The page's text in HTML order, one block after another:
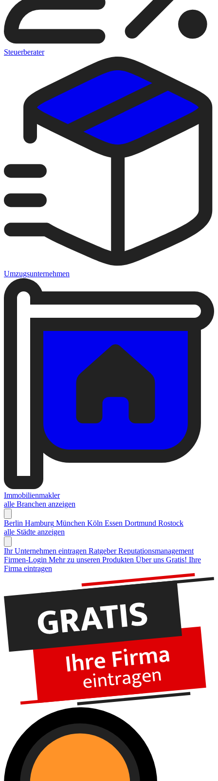
Steuerberater
Umzugsunternehmen
Immobilienmakler
alle Branchen anzeigen
Berlin Hamburg München Köln Essen Dortmund Rostock
alle Städte anzeigen
Ihr Unternehmen eintragen Ratgeber Reputationsmanagement
Firmen-Login Mehr zu unseren Produkten Über uns Gratis! Ihre
Firma eintragen